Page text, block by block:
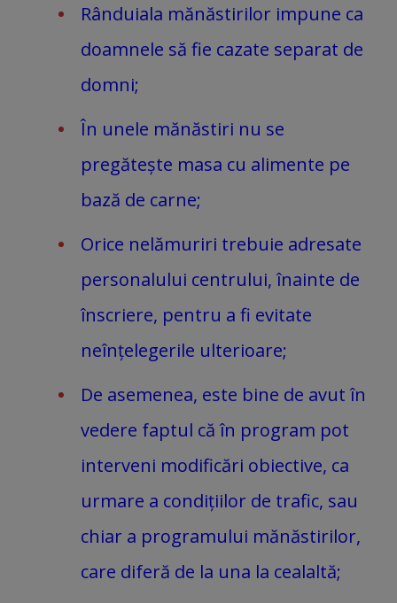
Rânduiala mănăstirilor impune ca
doamnele să fie cazate separat de
domni;
În unele mănăstiri nu se
pregătește masa cu alimente pe
bază de carne;
Orice nelămuriri trebuie adresate
personalului centrului, înainte de
înscriere, pentru a fi evitate
neînțelegerile ulterioare;
De asemenea, este bine de avut în
vedere faptul că în program pot
interveni modificări obiective, ca
urmare a condițiilor de trafic, sau
chiar a programului mănăstirilor,
care diferă de la una la cealaltă;